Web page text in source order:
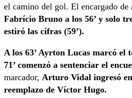
el camino del gol. El encargado
Fabrício Bruno a los 56’ y solo
estiró las cifras (59’).
A los 63’ Ayrton Lucas marcó el
71’ comenzó a sentenciar el
marcador, Arturo Vidal ingresó
reemplazo de Víctor Hugo.